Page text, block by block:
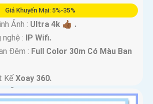
Giá Khuyến Mại: 5%-35%
Ảnh : Ultra 4k 👍🏾 .
nghệ : IP Wifi.
Đêm : Full Color 30m Có Màu Ban
Kế Xoay 360.
Âm Và Loa.